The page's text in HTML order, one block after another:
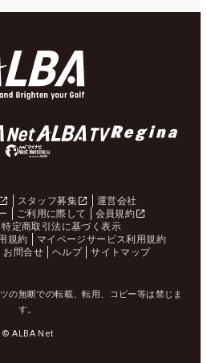
スタッフ募集
運営会社
ご利用に際して
会員規約
特定商取引法に基づく表示
規約
マイページサービス利用規約
お問合せ ヘルプ サイトマップ
の無断での転載、転用、コピー等は禁じま
す。
© ALBA Net